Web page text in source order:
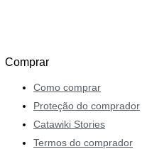
Comprar
Como comprar
Proteção do comprador
Catawiki Stories
Termos do comprador